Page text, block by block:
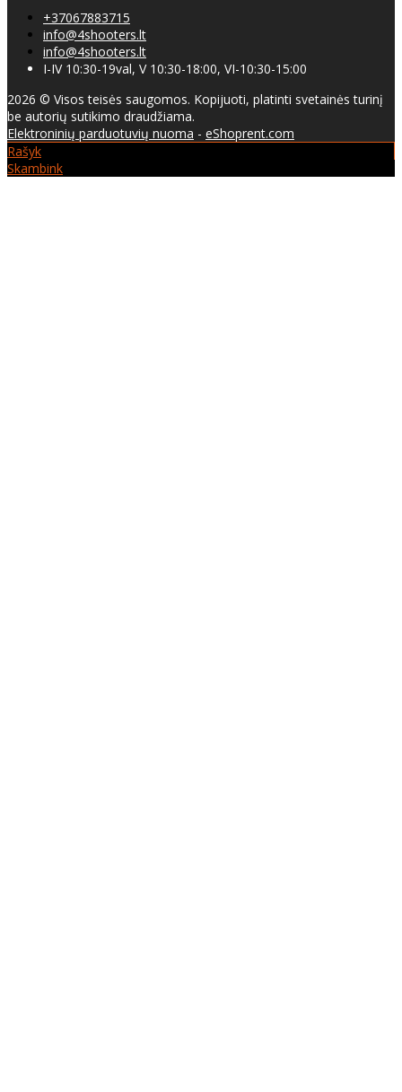
+37067883715
info@4shooters.lt
info@4shooters.lt
I-IV 10:30-19val, V 10:30-18:00, VI-10:30-15:00
2026 © Visos teisės saugomos. Kopijuoti, platinti svetainės turinį
be autorių sutikimo draudžiama.
Elektroninių parduotuvių nuoma - eShoprent.com
Rašyk
Skambink